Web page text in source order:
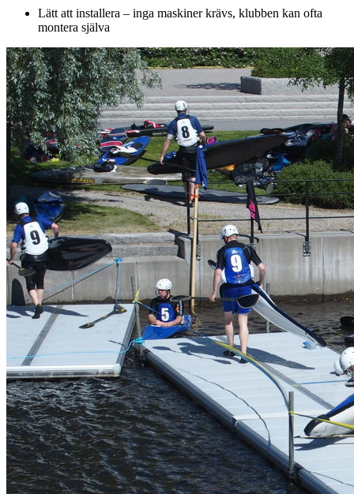
Lätt att installera – inga maskiner krävs, klubben kan ofta
montera själva